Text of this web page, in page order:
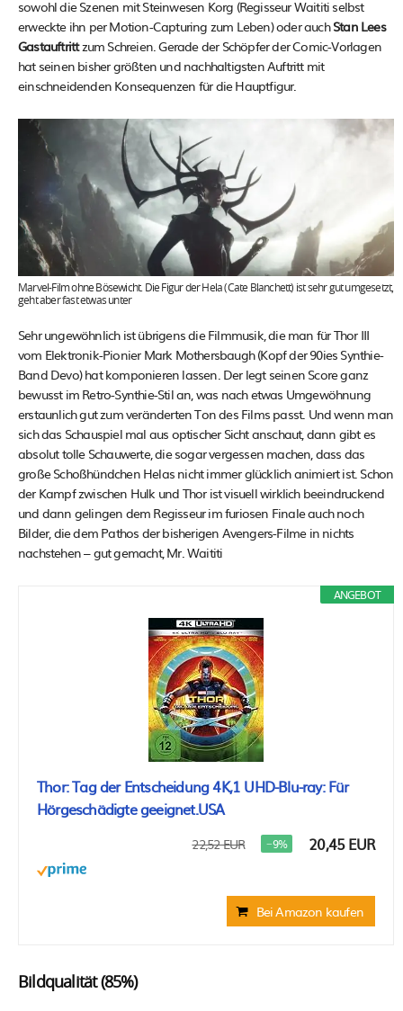
sowohl die Szenen mit Steinwesen Korg (Regisseur Waititi selbst
erweckte ihn per Motion-Capturing zum Leben) oder auchStan Lees
Gastauftrittzum Schreien. Gerade der Schöpfer der Comic-Vorlagen
hat seinen bisher größten und nachhaltigsten Auftritt mit
einschneidenden Konsequenzen für die Hauptfigur.
Marvel-Film ohne Bösewicht. Die Figur der Hela (Cate Blanchett) ist sehr gut umgesetzt,
geht aber fast etwas unter
Sehr ungewöhnlich ist übrigens die Filmmusik, die man für Thor III
vom Elektronik-Pionier Mark Mothersbaugh (Kopf der 90ies Synthie-
Band Devo) hat komponieren lassen. Der legt seinen Score ganz
bewusst im Retro-Synthie-Stil an, was nach etwas Umgewöhnung
erstaunlich gut zum veränderten Ton des Films passt. Und wenn man
sich das Schauspiel mal aus optischer Sicht anschaut, dann gibt es
absolut tolle Schauwerte, die sogar vergessen machen, dass das
große Schoßhündchen Helas nicht immer glücklich animiert ist. Schon
der Kampf zwischen Hulk und Thor ist visuell wirklich beeindruckend
und dann gelingen dem Regisseur im furiosen Finale auch noch
Bilder, die dem Pathos der bisherigen Avengers-Filme in nichts
nachstehen – gut gemacht, Mr. Waititi
ANGEBOT
Thor: Tag der Entscheidung 4K,1 UHD-Blu-ray: Für
Hörgeschädigte geeignet.USA
22,52 EUR −9% 20,45 EUR
Bei Amazon kaufen
Bildqualität (85%)